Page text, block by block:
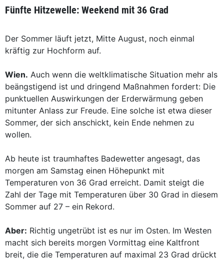
Fünfte Hitzewelle: Weekend mit 36 Grad
Der Sommer läuft jetzt, Mitte August, noch einmal
kräftig zur Hochform auf.
Wien. Auch wenn die weltklimatische Situation mehr als
beängstigend ist und dringend Maßnahmen fordert: Die
punktuellen Auswirkungen der Erderwärmung geben
mitunter Anlass zur Freude. Eine solche ist etwa dieser
Sommer, der sich anschickt, kein Ende nehmen zu
wollen.
Ab heute ist traumhaftes Badewetter angesagt, das
morgen am Samstag einen Höhepunkt mit
Temperaturen von 36 Grad erreicht. Damit steigt die
Zahl der Tage mit Temperaturen über 30 Grad in diesem
Sommer auf 27 – ein Rekord.
Aber: Richtig ungetrübt ist es nur im Osten. Im Westen
macht sich bereits morgen Vormittag eine Kaltfront
breit, die die Temperaturen auf maximal 23 Grad drückt